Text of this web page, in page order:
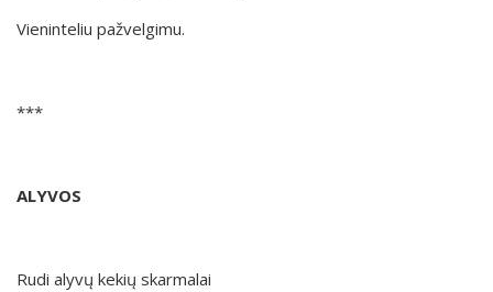
Vieninteliu pažvelgimu.
***
ALYVOS
Rudi alyvų kekių skarmalai